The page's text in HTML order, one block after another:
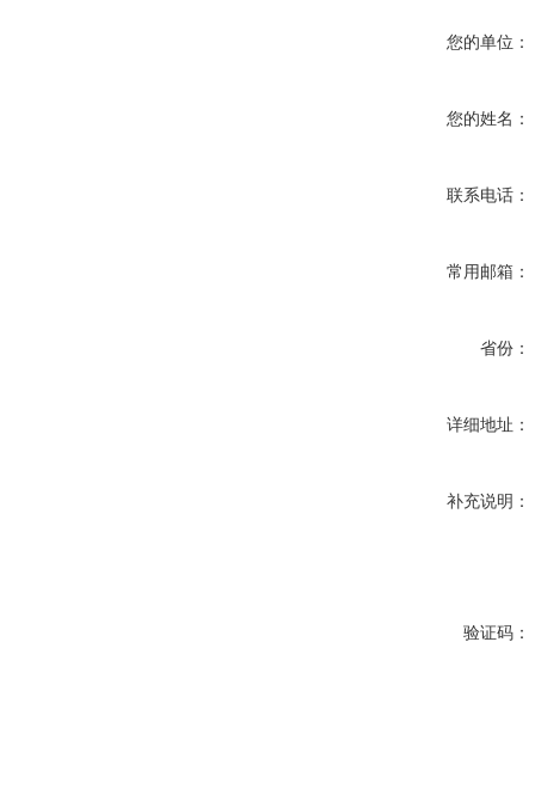
您的单位：
您的姓名：
联系电话：
常用邮箱：
省份：
详细地址：
补充说明：
验证码：